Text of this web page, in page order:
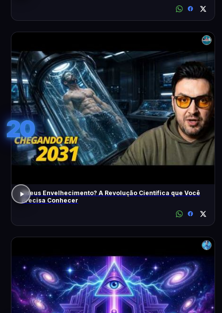
20
Adeus Envelhecimento? A Revolução Científica que Você
Precisa Conhecer